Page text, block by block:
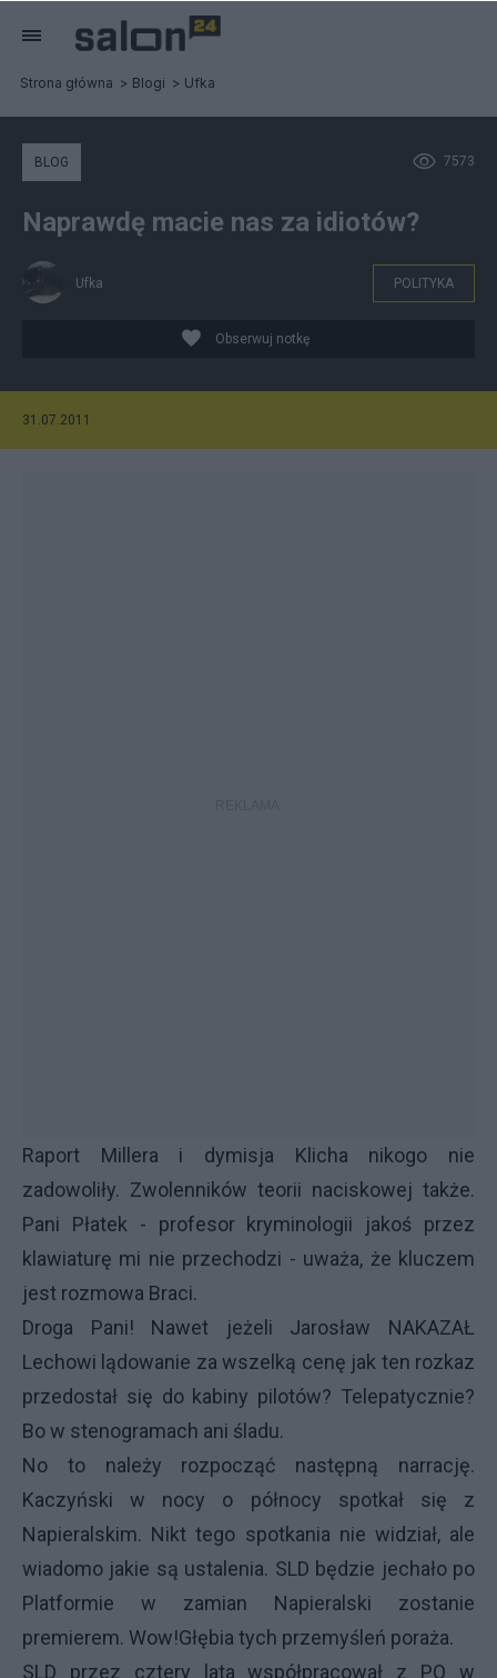
Strona główna Blogi Ufka
7573
BLOG
Naprawdę macie nas za idiotów?
Ufka POLITYKA
Obserwuj notkę
31.07.2011
Raport Millera i dymisja Klicha nikogo nie
zadowoliły. Zwolenników teorii naciskowej także.
Pani Płatek - profesor kryminologii jakoś przez
klawiaturę mi nie przechodzi - uważa, że kluczem
jest rozmowa Braci.
Droga Pani! Nawet jeżeli Jarosław NAKAZAŁ
Lechowi lądowanie za wszelką cenę jak ten rozkaz
przedostał się do kabiny pilotów? Telepatycznie?
Bo w stenogramach ani śladu.
No to należy rozpocząć następną narrację.
Kaczyński w nocy o północy spotkał się z
Napieralskim. Nikt tego spotkania nie widział, ale
wiadomo jakie są ustalenia. SLD będzie jechało po
Platformie w zamian Napieralski zostanie
premierem. Wow!Głębia tych przemyśleń poraża.
SLD przez cztery lata współpracował z PO w